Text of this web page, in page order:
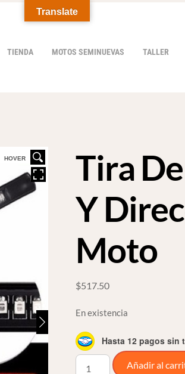
TIENDA MOTOS SEMINUEVAS TALLER
HOVER
Tira
Y
Moto
$517.50
En existencia
Hasta 12 pagos sin
Tira
Añadir al
Translate